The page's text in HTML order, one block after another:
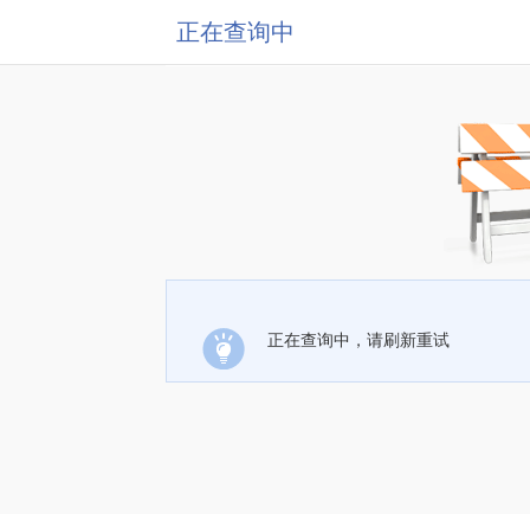
正在查询中
正在查询中，请刷新重试